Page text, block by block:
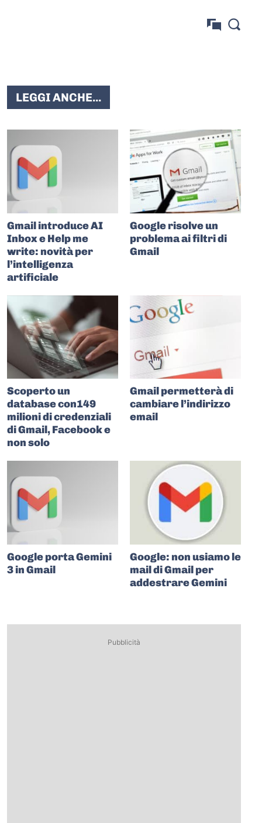
LEGGI ANCHE...
Gmail introduce AI
Inbox e Help me
write: novità per
l’intelligenza
artificiale
Google risolve un
problema ai filtri di
Gmail
Scoperto un
database con149
milioni di credenziali
di Gmail, Facebook e
non solo
Gmail permetterà di
cambiare l’indirizzo
email
Google porta Gemini
3 in Gmail
Google: non usiamo le
mail di Gmail per
addestrare Gemini
Pubblicità